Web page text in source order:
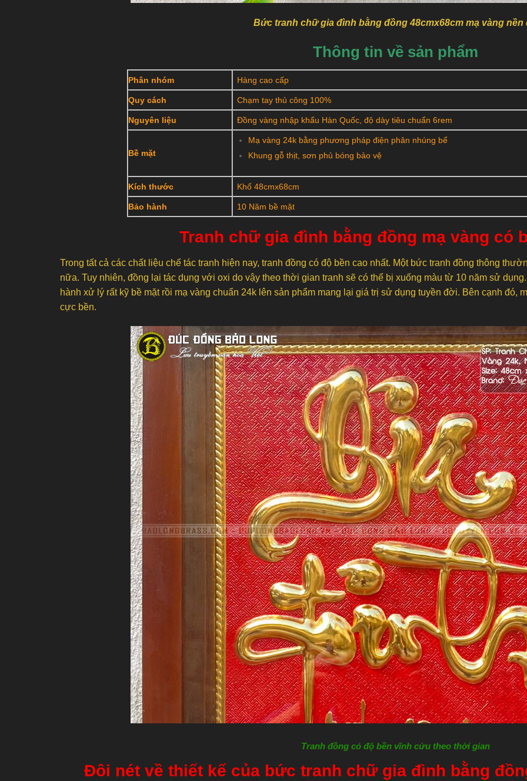
Bức tranh chữ gia đình bằng đồng 48cmx68cm mạ vàng nền
Thông tin về sản phẩm
Phân nhóm Hàng cao cấp
Quy cách Chạm tay thủ công 100%
Nguyên liệu Đồng vàng nhập khẩu Hàn Quốc, độ dày tiêu chuẩn 6rem
Bề mặt
Mạ vàng 24k bằng phương pháp điện phân nhúng bể
Khung gỗ thịt, sơn phủ bóng bảo vệ
Kích thước Khổ 48cmx68cm
Bảo hành 10 Năm bề mặt
Tranh chữ gia đình bằng đồng mạ vàng có
Trong tất cả các chất liệu chế tác tranh hiện nay, tranh đồng có độ bền cao nhất. Một bức tranh đồng thông
nữa. Tuy nhiên, đồng lại tác dụng với oxi do vậy theo thời gian tranh sẽ có thể bị xuống màu từ 10 năm sử
hành xử lý rất kỹ bề mặt rồi mạ vàng chuẩn 24k lên sản phẩm mang lại giá trị sử dụng tuyền đời. Bên cạnh đó,
cực bền.
Tranh đồng có độ bền vĩnh cửu theo thời gian
Đôi nét về thiết kế của bức tranh chữ gia đình bằng